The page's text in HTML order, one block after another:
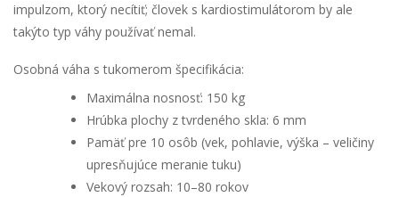
impulzom, ktorý necítiť; človek s kardiostimulátorom by ale
takýto typ váhy používať nemal.
Osobná váha s tukomerom špecifikácia:
Maximálna nosnosť: 150 kg
Hrúbka plochy z tvrdeného skla: 6 mm
Pamäť pre 10 osôb (vek, pohlavie, výška – veličiny
upresňujúce meranie tuku)
Vekový rozsah: 10–80 rokov